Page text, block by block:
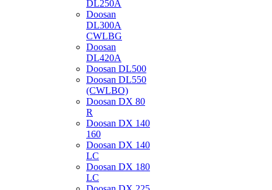
DL250A
Doosan
DL300A
CWLBG
Doosan
DL420A
Doosan DL500
Doosan DL550
(CWLBO)
Doosan DX 80
R
Doosan DX 140
160
Doosan DX 140
LC
Doosan DX 180
LC